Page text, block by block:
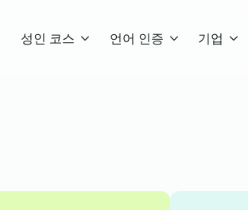
성인 코스 언어 인증 기업